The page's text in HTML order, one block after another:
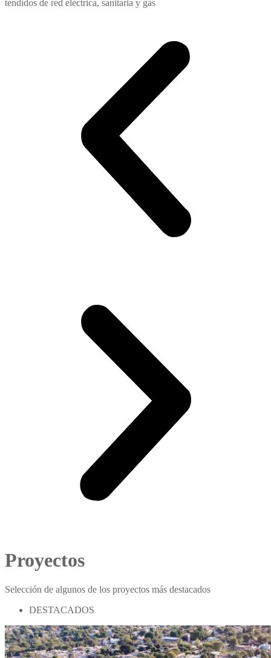
tendidos de red eléctrica, sanitaria y gas
Proyectos
Selección de algunos de los proyectos más destacados
DESTACADOS